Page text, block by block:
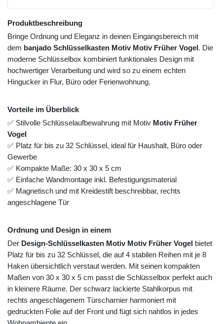
Produktbeschreibung
Bringe Ordnung und Eleganz in deinen Eingangsbereich mit
dem banjado Schlüsselkasten Motiv Motiv Früher Vogel. Die
moderne Schlüsselbox kombiniert funktionales Design mit
hochwertiger Verarbeitung und wird so zu einem echten
Hingucker in Flur, Büro oder Ferienwohnung.
Vorteile im Überblick
✅ Stilvolle Schlüsselaufbewahrung mit Motiv Motiv Früher
Vogel
✅ Platz für bis zu 32 Schlüssel, ideal für Haushalt, Büro oder
Gewerbe
✅ Kompakte Maße: 30 x 30 x 5 cm
✅ Einfache Wandmontage inkl. Befestigungsmaterial
✅ Magnetisch und mit Kreidestift beschreibbar, rechts
angeschlagene Tür
Ordnung und Design in einem
Der Design-Schlüsselkasten Motiv Motiv Früher Vogel bietet
Platz für bis zu 32 Schlüssel, die auf 4 stabilen Reihen mit je 8
Haken übersichtlich verstaut werden. Mit seinen kompakten
Maßen von 30 x 30 x 5 cm passt die Schlüsselbox perfekt auch
in kleinere Räume. Der schwarz lackierte Stahlkorpus mit
rechts angeschlagenem Türscharnier harmoniert mit
gedruckten Folie auf der Front und fügt sich nahtlos in jedes